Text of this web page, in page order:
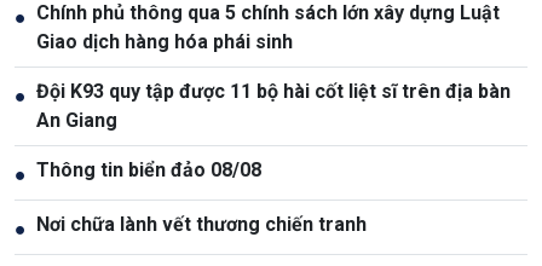
● Chính phủ thông qua 5 chính sách lớn xây dựng Luật
Giao dịch hàng hóa phái sinh
● Đội K93 quy tập được 11 bộ hài cốt liệt sĩ trên địa bàn
An Giang
● Thông tin biển đảo 08/08
● Nơi chữa lành vết thương chiến tranh